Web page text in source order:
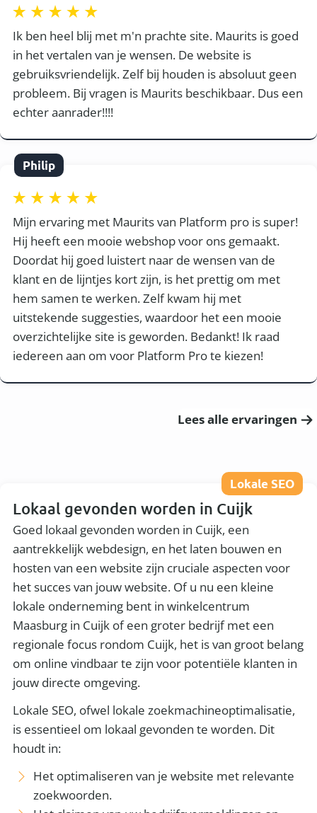
Ik ben heel blij met m'n prachte site. Maurits is goed
in het vertalen van je wensen. De website is
gebruiksvriendelijk. Zelf bij houden is absoluut geen
probleem. Bij vragen is Maurits beschikbaar. Dus een
echter aanrader!!!!
Philip
Mijn ervaring met Maurits van Platform pro is super!
Hij heeft een mooie webshop voor ons gemaakt.
Doordat hij goed luistert naar de wensen van de
klant en de lijntjes kort zijn, is het prettig om met
hem samen te werken. Zelf kwam hij met
uitstekende suggesties, waardoor het een mooie
overzichtelijke site is geworden. Bedankt! Ik raad
iedereen aan om voor Platform Pro te kiezen!
Lees alle ervaringen
Lokale SEO
Lokaal gevonden worden in Cuijk
Goed lokaal gevonden worden in Cuijk, een
aantrekkelijk webdesign, en het laten bouwen en
hosten van een website zijn cruciale aspecten voor
het succes van jouw website. Of u nu een kleine
lokale onderneming bent in winkelcentrum
Maasburg in Cuijk of een groter bedrijf met een
regionale focus rondom Cuijk, het is van groot belang
om online vindbaar te zijn voor potentiële klanten in
jouw directe omgeving.
Lokale SEO, ofwel lokale zoekmachineoptimalisatie,
is essentieel om lokaal gevonden te worden. Dit
houdt in:
Het optimaliseren van je website met relevante
zoekwoorden.